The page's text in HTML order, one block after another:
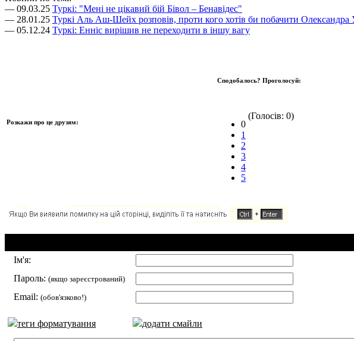
— 09.03.25 Туркі: "Мені не цікавий бій Бівол – Бенавідес"
— 28.01.25 Туркі Аль Аш-Шейх розповів, проти кого хотів би побачити Олександра
— 05.12.24 Туркі: Енніс вирішив не переходити в іншу вагу
Розкажи про це друзям:
Сподобалось? Проголосуй:
0
1
2
3
4
5
(Голосів: 0)
Ім'я:
Пароль: (якщо зареєстрований)
Email: (обов'язково!)
теги форматування додати смайли